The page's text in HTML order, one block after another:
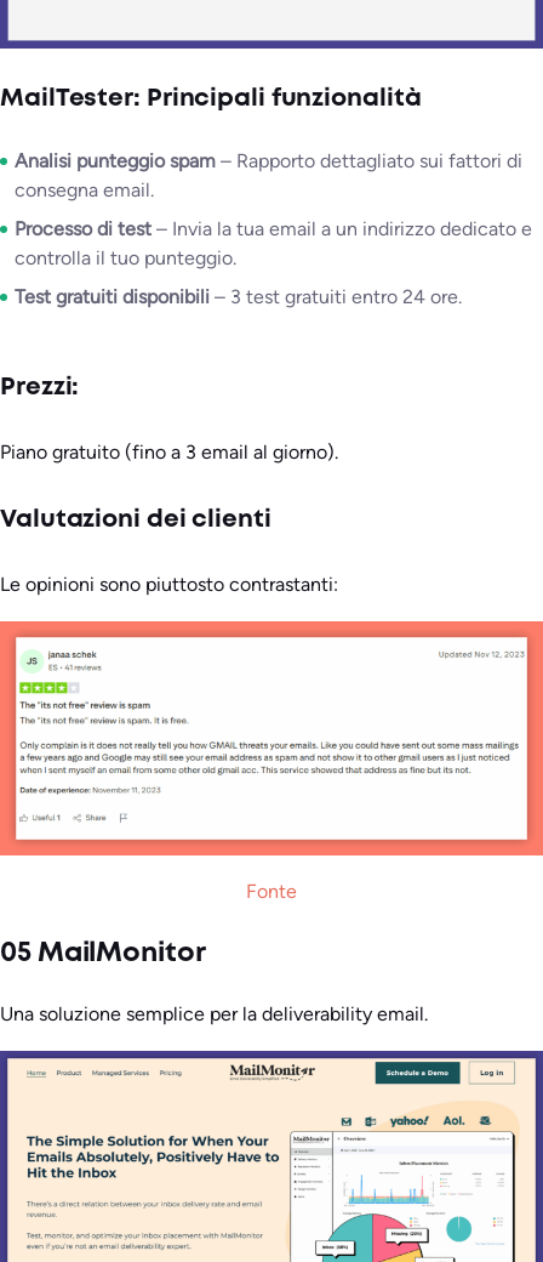
MailTester: Principali funzionalità
Analisi punteggio spam – Rapporto dettagliato sui fattori di
consegna email.
Processo di test – Invia la tua email a un indirizzo dedicato e
controlla il tuo punteggio.
Test gratuiti disponibili – 3 test gratuiti entro 24 ore.
Prezzi:
Piano gratuito (fino a 3 email al giorno).
Valutazioni dei clienti
Le opinioni sono piuttosto contrastanti:
Fonte
05 MailMonitor
Una soluzione semplice per la deliverability email.